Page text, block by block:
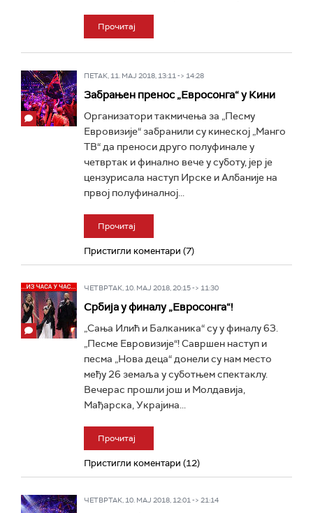
Прочитај
ПЕТАК, 11. МАЈ 2018, 13:11 -> 14:28
Забрањен пренос „Евросонга“ у Кини
Организатори такмичења за „Песму
Евровизије“ забранили су кинеској „Манго
ТВ“ да преноси друго полуфинале у
четвртак и финално вече у суботу, јер је
цензурисала наступ Ирске и Албаније на
првој полуфиналној...
Прочитај
Пристигли коментари (7)
ЧЕТВРТАК, 10. МАЈ 2018, 20:15 -> 11:30
Србија у финалу „Eвросонга“!
„Сања Илић и Балканика“ су у финалу 63.
„Песме Евровизије“! Савршен наступ и
песма „Нова деца“ донели су нам место
међу 26 земаља у суботњем спектаклу.
Вечерас прошли још и Молдавија,
Мађарска, Украјина...
Прочитај
Пристигли коментари (12)
ЧЕТВРТАК, 10. МАЈ 2018, 12:01 -> 21:14